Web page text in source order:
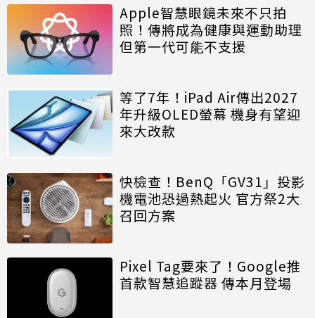
Apple智慧眼鏡未來不只拍
照！傳將成為健康與運動助理
但第一代可能不支援
等了7年！iPad Air傳出2027
年升級OLED螢幕 機身有望迎
來大改款
快檢查！BenQ「GV31」投影
機電池恐過熱起火 官方祭2大
召回方案
Pixel Tag要來了！Google推
首款智慧追蹤器 傳本月登場